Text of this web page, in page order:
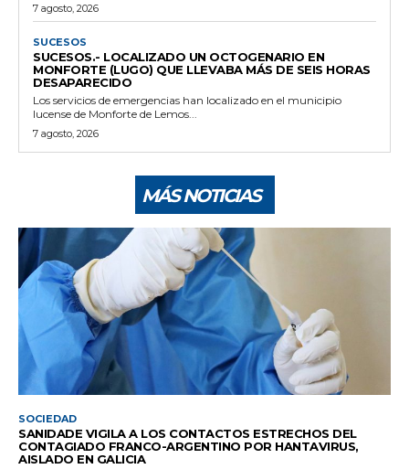
7 agosto, 2026
SUCESOS
SUCESOS.- LOCALIZADO UN OCTOGENARIO EN
MONFORTE (LUGO) QUE LLEVABA MÁS DE SEIS HORAS
DESAPARECIDO
Los servicios de emergencias han localizado en el municipio
lucense de Monforte de Lemos...
7 agosto, 2026
MÁS NOTICIAS
SOCIEDAD
SANIDADE VIGILA A LOS CONTACTOS ESTRECHOS DEL
CONTAGIADO FRANCO-ARGENTINO POR HANTAVIRUS,
AISLADO EN GALICIA